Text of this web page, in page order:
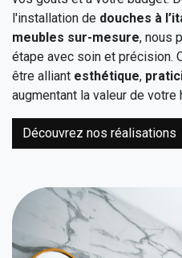
l'installation de douches à
meubles sur-mesure, nous
étape avec soin et précision.
être alliant esthétique,
augmentant la valeur de votre
Découvrez nos réalisations